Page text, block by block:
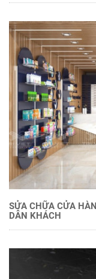
SỬA CHỮA CỬA
DẪN KHÁCH